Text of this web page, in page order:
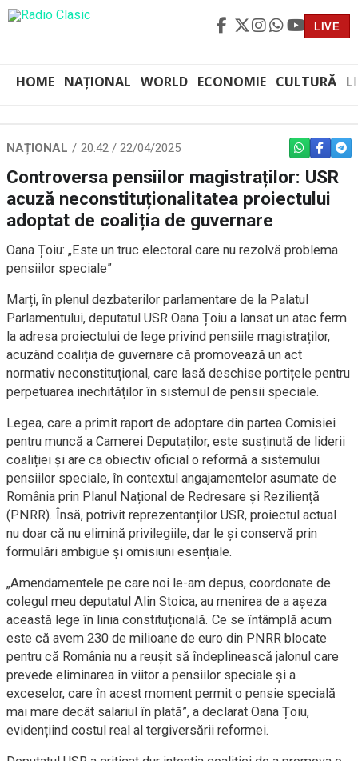
LIVE
HOME NAȚIONAL WORLD ECONOMIE CULTURĂ
NAȚIONAL 20:42 / 22/04/2025 WHATSAPP
Controversa pensiilor magistraților: USR
acuză neconstituționalitatea proiectului
adoptat de coaliția de guvernare
Oana Țoiu: „Este un truc electoral care nu rezolvă problema
pensiilor speciale”
Marți, în plenul dezbaterilor parlamentare de la Palatul
Parlamentului, deputatul USR Oana Țoiu a lansat un atac ferm
la adresa proiectului de lege privind pensiile magistraților,
acuzând coaliția de guvernare că promovează un act
normativ neconstituțional, care lasă deschise portițele pentru
perpetuarea inechităților în sistemul de pensii speciale.
Legea, care a primit raport de adoptare din partea Comisiei
pentru muncă a Camerei Deputaților, este susținută de liderii
coaliției și are ca obiectiv oficial o reformă a sistemului
pensiilor speciale, în contextul angajamentelor asumate de
România prin Planul Național de Redresare și Reziliență
(PNRR). Însă, potrivit reprezentanților USR, proiectul actual
nu doar că nu elimină privilegiile, dar le și conservă prin
formulări ambigue și omisiuni esențiale.
„Amendamentele pe care noi le-am depus, coordonate de
colegul meu deputatul Alin Stoica, au menirea de a așeza
această lege în linia constituțională. Ce se întâmplă acum
este că avem 230 de milioane de euro din PNRR blocate
pentru că România nu a reușit să îndeplinească jalonul care
prevede eliminarea în viitor a pensiilor speciale și a
exceselor, care în acest moment permit o pensie specială
mai mare decât salariul în plată”, a declarat Oana Țoiu,
evidențiind costul real al tergiversării reformei.